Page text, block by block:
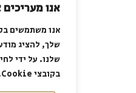
אנו מעריכים את
שלך, להציג מודעות או
שלנו. על ידי לחיצה
בקובצי Cookie.